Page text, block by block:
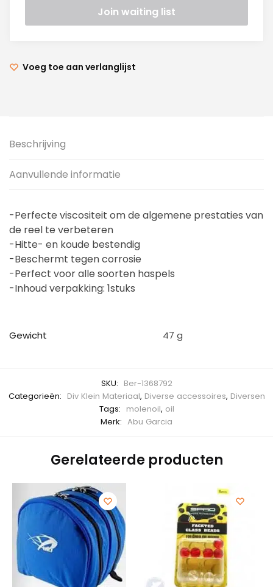
Voeg toe aan verlanglijst
Beschrijving
Aanvullende informatie
-Perfecte viscositeit om de algemene prestaties van
de reel te verbeteren
-Hitte- en koude bestendig
-Beschermt tegen corrosie
-Perfect voor alle soorten haspels
-Inhoud verpakking: 1stuks
Gewicht 47 g
SKU: Ber-1368792
Categorieën: Div Klein Materiaal, Diverse accessoires, Diversen
Tags: molenoil, oil
Merk: Abu Garcia
Gerelateerde producten